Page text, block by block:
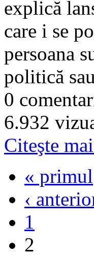
explică
care i se
persoana
politică
0
6.932
Citeşte
« primul
‹
1
2